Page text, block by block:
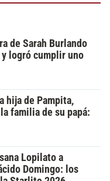
de Sarah Burlando
logró cumplir uno
hija de Pampita,
familia de su papá:
Lopilato a
Domingo: los